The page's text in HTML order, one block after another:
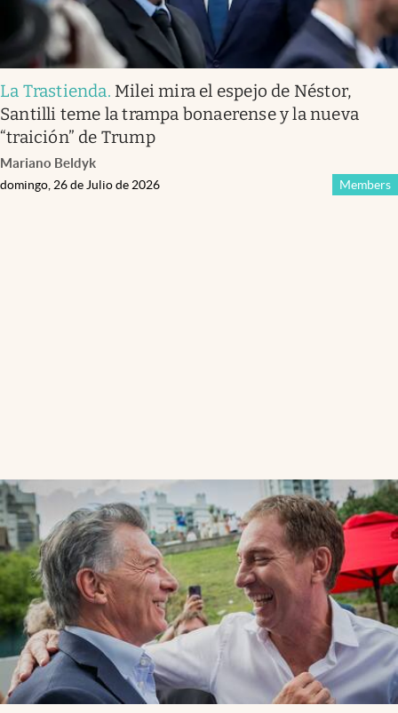
La Trastienda. Milei mira el espejo de Néstor,
Santilli teme la trampa bonaerense y la nueva
“traición” de Trump
Mariano Beldyk
Members
domingo, 26 de Julio de 2026